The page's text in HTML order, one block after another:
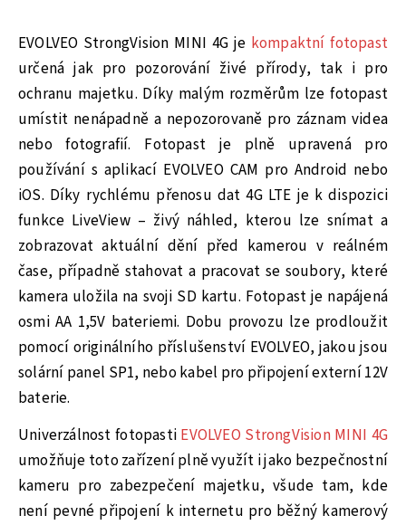
EVOLVEO StrongVision MINI 4G je kompaktní fotopast
určená jak pro pozorování živé přírody, tak i pro
ochranu majetku. Díky malým rozměrům lze fotopast
umístit nenápadně a nepozorovaně pro záznam videa
nebo fotografií. Fotopast je plně upravená pro
používání s aplikací EVOLVEO CAM pro Android nebo
iOS. Díky rychlému přenosu dat 4G LTE je k dispozici
funkce LiveView – živý náhled, kterou lze snímat a
zobrazovat aktuální dění před kamerou v reálném
čase, případně stahovat a pracovat se soubory, které
kamera uložila na svoji SD kartu. Fotopast je napájená
osmi AA 1,5V bateriemi. Dobu provozu lze prodloužit
pomocí originálního příslušenství EVOLVEO, jakou jsou
solární panel SP1, nebo kabel pro připojení externí 12V
baterie.
Univerzálnost fotopasti EVOLVEO StrongVision MINI 4G
umožňuje toto zařízení plně využít i jako bezpečnostní
kameru pro zabezpečení majetku, všude tam, kde
není pevné připojení k internetu pro běžný kamerový